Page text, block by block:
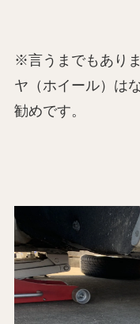
※言うまでもあり
ヤ（ホイール）は
勧めです。